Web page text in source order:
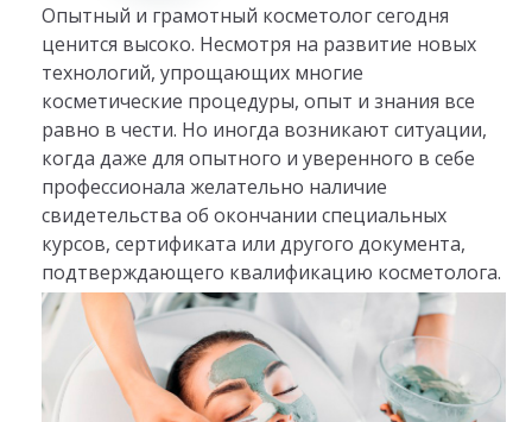
Опытный и грамотный косметолог сегодня
ценится высоко. Несмотря на развитие новых
технологий, упрощающих многие
косметические процедуры, опыт и знания все
равно в чести. Но иногда возникают ситуации,
когда даже для опытного и уверенного в себе
профессионала желательно наличие
свидетельства об окончании специальных
курсов, сертификата или другого документа,
подтверждающего квалификацию косметолога.